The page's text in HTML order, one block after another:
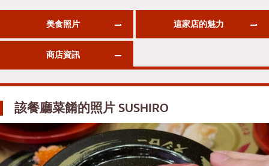
頂級日本餐廳
刺身/海鮮
日式西餐
烤鰻魚
日本飯糰
螃蟹
御好燒／天婦羅
論堅果
拉瑪九世
拉差達
帕卡儂
奔集
奇隆
邦納
美食照片 這家店的魅力
商店資訊
該餐廳菜餚的照片SUSHIRO